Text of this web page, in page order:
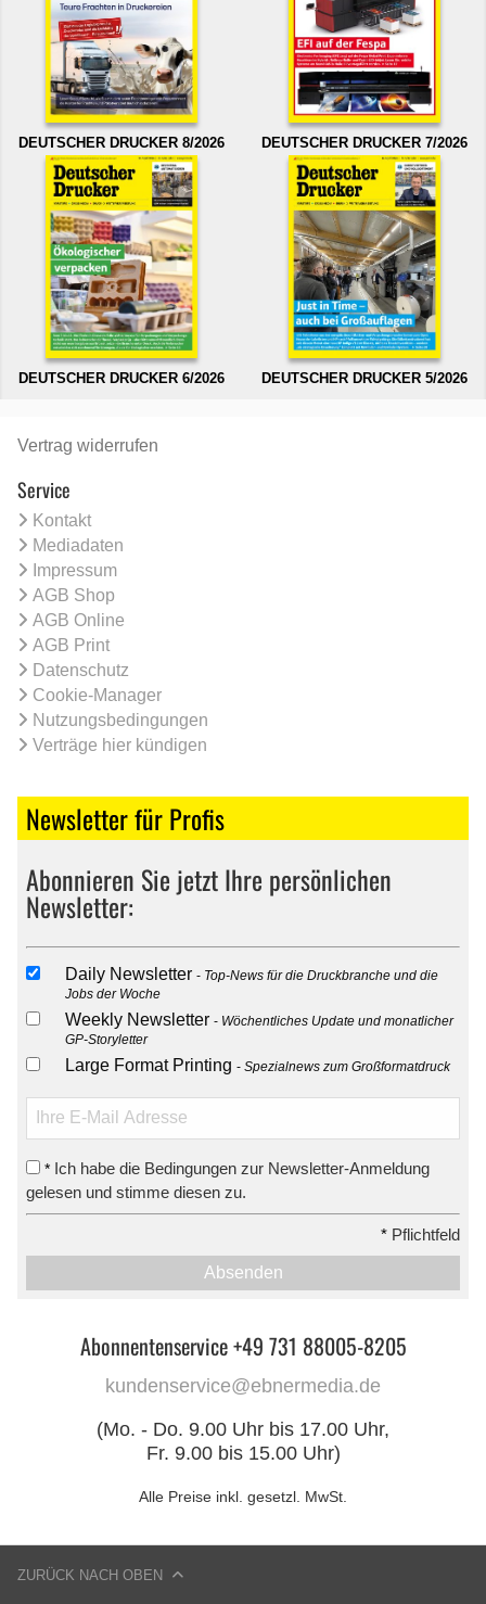
DEUTSCHER DRUCKER 8/2026 DEUTSCHER DRUCKER 7/2026
DEUTSCHER DRUCKER 6/2026 DEUTSCHER DRUCKER 5/2026
Vertrag widerrufen
Service
Kontakt
Mediadaten
Impressum
AGB Shop
AGB Online
AGB Print
Datenschutz
Cookie-Manager
Nutzungsbedingungen
Verträge hier kündigen
Newsletter für Profis
Abonnieren Sie jetzt Ihre persönlichen
Newsletter:
Daily Newsletter
Top-News für die Druckbranche und die
Jobs der Woche
Weekly Newsletter
Wöchentliches Update und monatlicher
GP-Storyletter
Large Format Printing Spezialnews zum Großformatdruck
* Ich habe die Bedingungen zur Newsletter-Anmeldung
gelesen und stimme diesen zu.
* Pflichtfeld
Absenden
Abonnentenservice +49 731 88005-8205
kundenservice@ebnermedia.de
(Mo. - Do. 9.00 Uhr bis 17.00 Uhr,
Fr. 9.00 bis 15.00 Uhr)
Alle Preise inkl. gesetzl. MwSt.
ZURÜCK NACH OBEN